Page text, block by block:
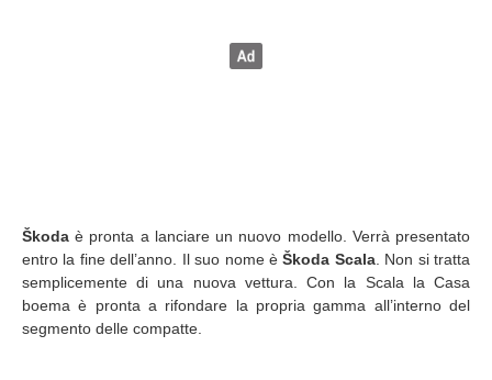
Škoda è pronta a lanciare un nuovo modello. Verrà presentato
entro la fine dell’anno. Il suo nome èŠkoda Scala. Non si tratta
semplicemente di una nuova vettura. Con la Scala la Casa
boema è pronta a rifondare la propria gamma all’interno del
segmento delle compatte.